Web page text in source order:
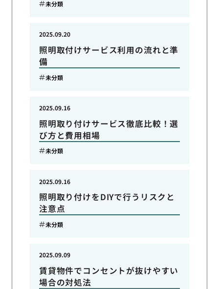
未分類
照明取付けサービス利用の流れと準
備
2025.09.20
未分類
照明取り付けサービス徹底比較！選
び方と費用相場
2025.09.16
未分類
照明取り付けをDIYで行うリスクと
注意点
2025.09.16
未分類
賃貸物件でコンセントが抜けやすい
場合の対処法
2025.09.09